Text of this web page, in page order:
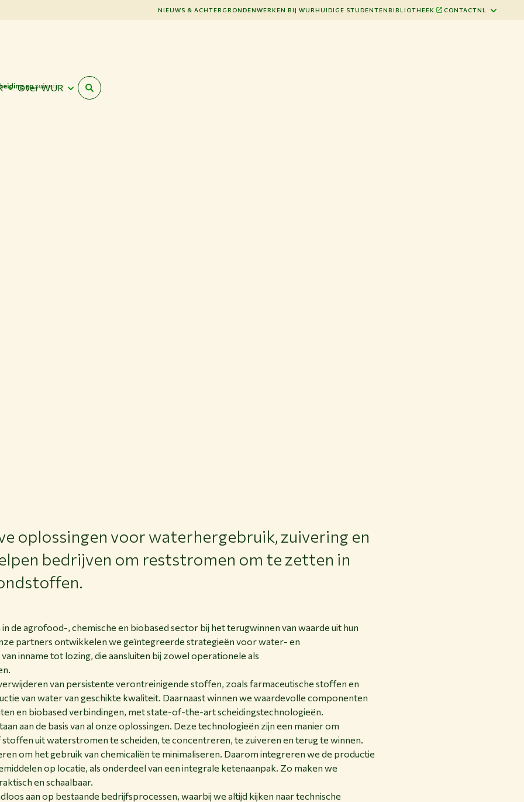
NIEUWS & ACHTERGRONDENWERKEN BIJ WURHUIDIGE STUDENTENBIBLIOTHEEK CONTACTNL
Over WUR
en zuivering
oplossingen voor waterhergebruik, zuivering en
bedrijven om reststromen om te zetten in
de agrofood-, chemische en biobased sector bij het terugwinnen van waarde uit hun
partners ontwikkelen we geïntegreerde strategieën voor water- en
inname tot lozing, die aansluiten bij zowel operationele als
van persistente verontreinigende stoffen, zoals farmaceutische stoffen en
van water van geschikte kwaliteit. Daarnaast winnen we waardevolle componenten
en biobased verbindingen, met state-of-the-art scheidingstechnologieën.
aan de basis van al onze oplossingen. Deze technologieën zijn een manier om
uit waterstromen te scheiden, te concentreren, te zuiveren en terug te winnen.
om het gebruik van chemicaliën te minimaliseren. Daarom integreren we de productie
op locatie, als onderdeel van een integrale ketenaanpak. Zo maken we
en schaalbaar.
aan op bestaande bedrijfsprocessen, waarbij we altijd kijken naar technische